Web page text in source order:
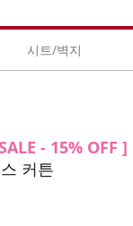
시트/벽지
- 15% OFF ]
커튼